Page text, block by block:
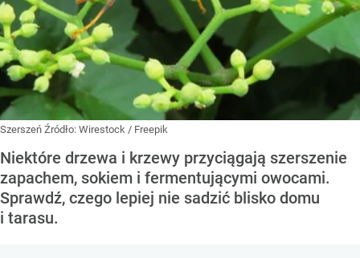
Szerszeń Źródło: Wirestock / Freepik
Niektóre drzewa i krzewy przyciągają szerszenie
zapachem, sokiem i fermentującymi owocami.
Sprawdź, czego lepiej nie sadzić blisko domu
i tarasu.